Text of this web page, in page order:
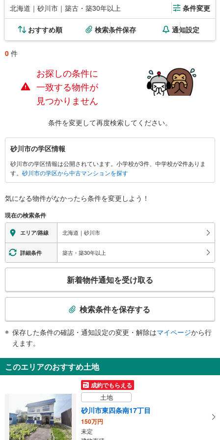
北海道｜砂川市｜築古・築30年以上 条件変更
おすすめ順 検索条件保存 通知設定
0 件
お探しの条件に
一致する物件が
見つかりません
条件を変更して再度検索してください。
砂
川
市
に
す
情
報
砂川市の学区情報
砂川市の学区情報は公開されています。小学校が3件、中学校が2件ありま
す。 砂川市の学区から中古マンションを探す
気になる物件がなかったら条件を変更しよう！
現在の検索条件
エリア/路線 北海道｜砂川市
詳細条件 築古・築30年以上
検
知
を
る
・
条
新着物件通知を受け取る
検索条件を保存する
保存した条件の確認・通知設定の変更・解除はマイページから行
えます。
このエリアのおすすめ土地
成約でもらえる
土地
砂川市東四条南17丁目
150万円
未定